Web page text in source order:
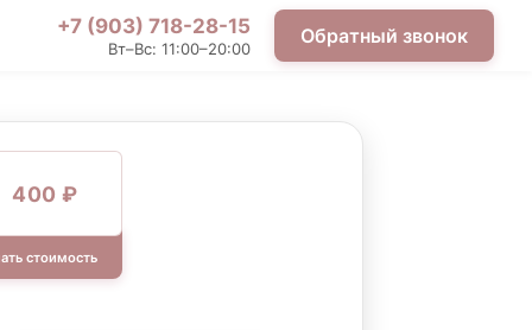
+7 (903) 718-28-15
Вт–Вс: 11:00–20:00
Обратный звонок
400 ₽
стоимость